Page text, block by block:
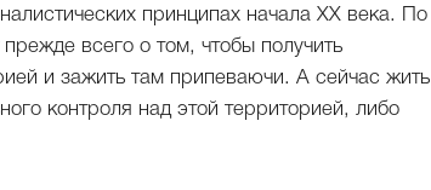
принципах начала ХХ века. По
всего о том, чтобы получить
и зажить там припеваючи. А сейчас жить
контроля над этой территорией, либо